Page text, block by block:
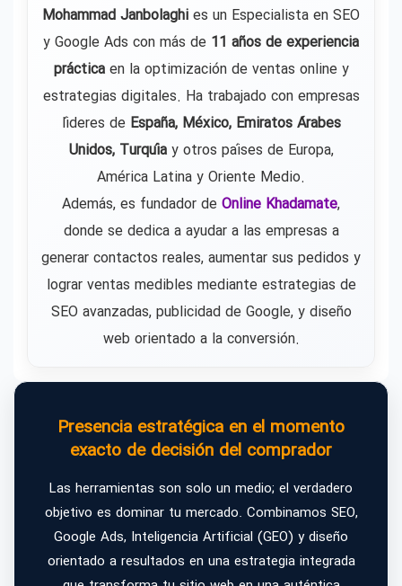
Mohammad Janbolaghi es un Especialista en SEO
y Google Ads con más de 11 años de experiencia
prácticaen la optimización de ventas online y
estrategias digitales. Ha trabajado con empresas
líderes de España, México, Emiratos Árabes
Unidos, Turquíay otros países de Europa,
América Latina y Oriente Medio.
Además, es fundador de Online Khadamate,
donde se dedica a ayudar a las empresas a
generar contactos reales, aumentar sus pedidos y
lograr ventas medibles mediante estrategias de
SEO avanzadas, publicidad de Google, y diseño
web orientado a la conversión.
Presencia estratégica en el momento
exacto de decisión del comprador
Las herramientas son solo un medio; el verdadero
objetivo es dominar tu mercado. Combinamos SEO,
Google Ads, Inteligencia Artificial (GEO) y diseño
orientado a resultados en una estrategia integrada